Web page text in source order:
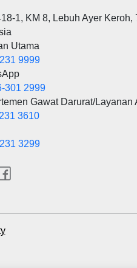
1, KM 8, Lebuh Ayer Keroh,
Utama
9999
301 2999
Gawat Darurat/Layanan
3610
3299